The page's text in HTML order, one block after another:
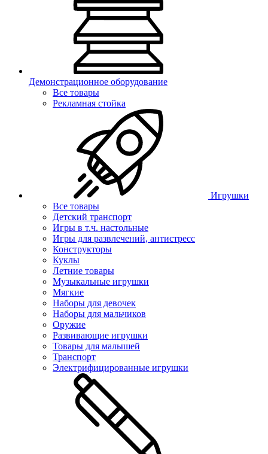
Демонстрационное оборудование
Все товары
Рекламная стойка
Игрушки
Все товары
Детский транспорт
Игры в т.ч. настольные
Игры для развлечений, антистресс
Конструкторы
Куклы
Летние товары
Музыкальные игрушки
Мягкие
Наборы для девочек
Наборы для мальчиков
Оружие
Развивающие игрушки
Товары для малышей
Транспорт
Электрифицированные игрушки